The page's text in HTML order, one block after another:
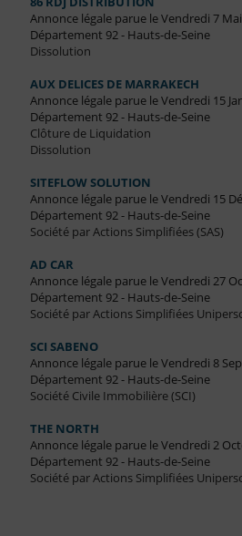
Annonce légale parue le Vendredi 7
Département 92 - Hauts-de-Seine
Dissolution
AUX DELICES DE MARRAKECH
Annonce légale parue le Vendredi 15
Département 92 - Hauts-de-Seine
Clôture de Liquidation
Dissolution
SITEFLOW SOLUTION
Annonce légale parue le Vendredi 15
Département 92 - Hauts-de-Seine
Société par Actions Simplifiées (SAS)
AD CAR
Annonce légale parue le Vendredi 27
Département 92 - Hauts-de-Seine
Société par Actions Simplifiées
SCI SABENO
Annonce légale parue le Vendredi 8
Département 92 - Hauts-de-Seine
Société Civile Immobilière (SCI)
THE NORTH
Annonce légale parue le Vendredi 2
Département 92 - Hauts-de-Seine
Société par Actions Simplifiées